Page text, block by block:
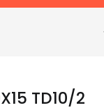
TD10/2